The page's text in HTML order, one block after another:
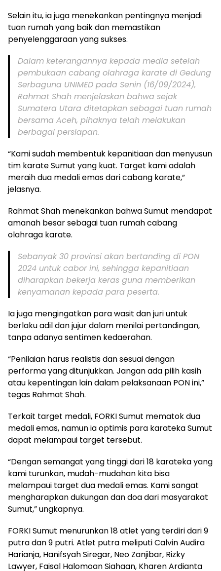
Selain itu, ia juga menekankan pentingnya menjadi
tuan rumah yang baik dan memastikan
penyelenggaraan yang sukses.
Dalam keterangannya kepada media setelah
pembukaan cabang olahraga karate di Gedung
Serbaguna UNIMED pada Senin (16/09/2024),
Rahmat Shah menjelaskan bahwa sejak
Sumatera Utara ditetapkan sebagai tuan rumah
bersama Aceh, pihaknya telah melakukan
berbagai persiapan.
“Kami sudah membentuk kepanitiaan dan menyusun
tim karate Sumut yang kuat. Target kami adalah
meraih dua medali emas dari cabang karate,”
jelasnya.
Rahmat Shah menekankan bahwa Sumut mendapat
amanah besar sebagai tuan rumah cabang
olahraga karate.
Sebanyak 30 provinsi akan bertanding di PON
2024 untuk cabor ini, sehingga kepanitiaan
diharapkan bekerja keras guna memberikan
kenyamanan kepada para peserta.
Ia juga mengingatkan para wasit dan juri untuk
berlaku adil dan jujur dalam menilai pertandingan,
tanpa adanya sentimen kedaerahan.
“Penilaian harus realistis dan sesuai dengan
performa yang ditunjukkan. Jangan ada pilih kasih
atau kepentingan lain dalam pelaksanaan PON ini,”
tegas Rahmat Shah.
Terkait target medali, FORKI Sumut mematok dua
medali emas, namun ia optimis para karateka Sumut
dapat melampaui target tersebut.
“Dengan semangat yang tinggi dari 18 karateka yang
kami turunkan, mudah-mudahan kita bisa
melampaui target dua medali emas. Kami sangat
mengharapkan dukungan dan doa dari masyarakat
Sumut,” ungkapnya.
FORKI Sumut menurunkan 18 atlet yang terdiri dari 9
putra dan 9 putri. Atlet putra meliputi Calvin Audira
Harianja, Hanifsyah Siregar, Neo Zanjibar, Rizky
Lawyer, Faisal Halomoan Siahaan, Kharen Ardianta